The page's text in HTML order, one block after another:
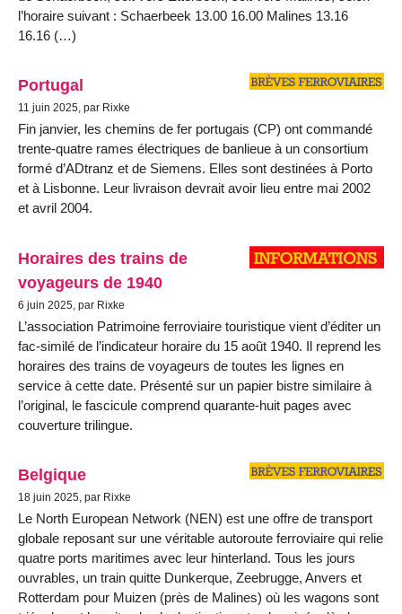
l’horaire suivant : Schaerbeek 13.00 16.00 Malines 13.16
16.16 (…)
Portugal
11 juin 2025, par Rixke
Fin janvier, les chemins de fer portugais (CP) ont commandé
trente-quatre rames électriques de banlieue à un consortium
formé d’ADtranz et de Siemens. Elles sont destinées à Porto
et à Lisbonne. Leur livraison devrait avoir lieu entre mai 2002
et avril 2004.
Horaires des trains de
voyageurs de 1940
6 juin 2025, par Rixke
L’association Patrimoine ferroviaire touristique vient d’éditer un
fac-similé de l’indicateur horaire du 15 août 1940. Il reprend les
horaires des trains de voyageurs de toutes les lignes en
service à cette date. Présenté sur un papier bistre similaire à
l’original, le fascicule comprend quarante-huit pages avec
couverture trilingue.
Belgique
18 juin 2025, par Rixke
Le North European Network (NEN) est une offre de transport
globale reposant sur une véritable autoroute ferroviaire qui relie
quatre ports maritimes avec leur hinterland. Tous les jours
ouvrables, un train quitte Dunkerque, Zeebrugge, Anvers et
Rotterdam pour Muizen (près de Malines) où les wagons sont